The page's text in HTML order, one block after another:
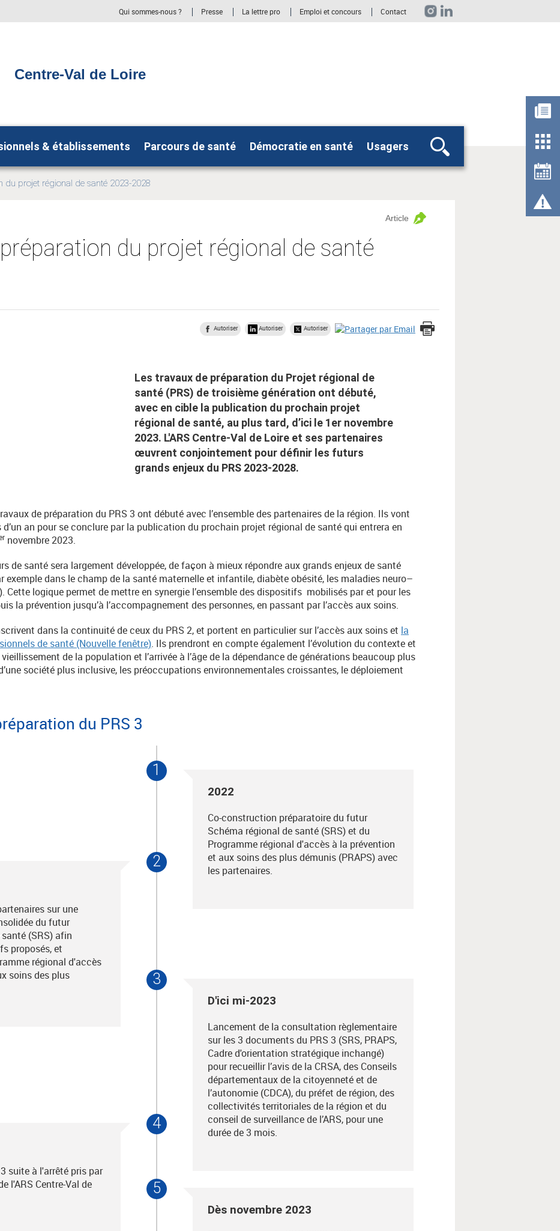
Qui sommes-nous ? Presse La lettre pro Emploi et concours Contact
Centre-Val de Loire
& établissements Parcours de santé Démocratie en santé Usagers
Rechercher
du projet régional de santé 2023-2028
du projet régional de santé
Article
Autoriser Autoriser Autoriser
Les travaux de préparation du Projet régional de
santé (PRS) de troisième génération ont débuté,
avec en cible la publication du prochain projet
régional de santé, au plus tard, d’ici le 1er novembre
2023. L'ARS Centre-Val de Loire et ses partenaires
œuvrent conjointement pour définir les futurs
grands enjeux du PRS 2023-2028.
de préparation du PRS 3 ont débuté avec l’ensemble des partenaires de la région. Ils vont
an pour se conclure par la publication du prochain projet régional de santé qui entrera en
novembre 2023.
de santé sera largement développée, de façon à mieux répondre aux grands enjeux de santé
exemple dans le champ de la santé maternelle et infantile, diabète obésité, les maladies neuro–
Cette logique permet de mettre en synergie l’ensemble des dispositifs mobilisés par et pour les
la prévention jusqu’à l’accompagnement des personnes, en passant par l’accès aux soins.
dans la continuité de ceux du PRS 2, et portent en particulier sur l’accès aux soins et la
de santé (Nouvelle fenêtre). Ils prendront en compte également l’évolution du contexte et
de la population et l’arrivée à l’âge de la dépendance de générations beaucoup plus
société plus inclusive, les préoccupations environnementales croissantes, le déploiement
du PRS 3
1
2022
Co-construction préparatoire du futur
Schéma régional de santé (SRS) et du
Programme régional d'accès à la prévention
et aux soins des plus démunis (PRAPS) avec
les partenaires.
2
sur une
du futur
(SRS) afin
proposés, et
régional d'accès
soins des plus
3
D'ici mi-2023
Lancement de la consultation règlementaire
sur les 3 documents du PRS 3 (SRS, PRAPS,
Cadre d'orientation stratégique inchangé)
pour recueillir l’avis de la CRSA, des Conseils
départementaux de la citoyenneté et de
l’autonomie (CDCA), du préfet de région, des
collectivités territoriales de la région et du
conseil de surveillance de l’ARS, pour une
durée de 3 mois.
4
suite à l'arrêté pris par
l'ARS Centre-Val de
5
Dès novembre 2023